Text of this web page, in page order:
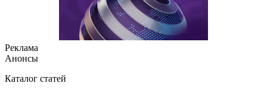
Реклама
Анонсы
Каталог статей